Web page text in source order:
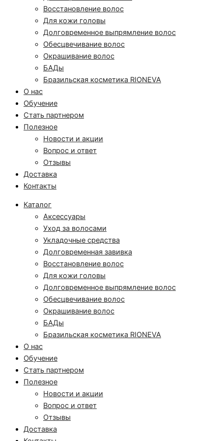
Восстановление волос
Для кожи головы
Долговременное выпрямление волос
Обесцвечивание волос
Окрашивание волос
БАДы
Бразильская косметика RIONEVA
О нас
Обучение
Стать партнером
Полезное
Новости и акции
Вопрос и ответ
Отзывы
Доставка
Контакты
Каталог
Аксессуары
Уход за волосами
Укладочные средства
Долговременная завивка
Восстановление волос
Для кожи головы
Долговременное выпрямление волос
Обесцвечивание волос
Окрашивание волос
БАДы
Бразильская косметика RIONEVA
О нас
Обучение
Стать партнером
Полезное
Новости и акции
Вопрос и ответ
Отзывы
Доставка